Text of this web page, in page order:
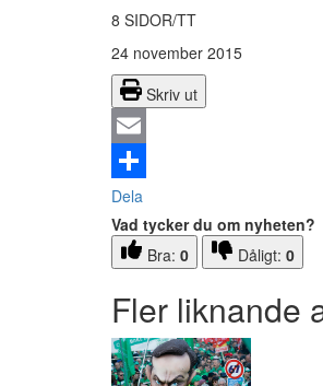
8 SIDOR/TT
24 november 2015
Skriv ut
Email
Dela
Vad tycker du om nyheten?
Bra: 0 Dåligt: 0
Fler liknande